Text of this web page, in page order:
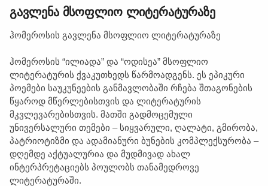
გავლენა მსოფლიო ლიტერატურაზე
ჰომეროსის გავლენა მსოფლიო ლიტერატურაზე
ჰომეროსის “ილიადა” და “ოდისეა” მსოფლიო
ლიტერატურის ქვაკუთხედს წარმოადგენს. ეს ეპიკური
პოემები საუკუნეების განმავლობაში რჩება შთაგონების
წყაროდ მწერლებისთვის და ლიტერატურის
მკვლევარებისთვის. მათში გადმოცემული
უნივერსალური თემები – სიყვარული, ღალატი, გმირობა,
პატრიოტიზმი და ადამიანური ბუნების კომპლექსურობა –
დღემდე აქტუალურია და მუდმივად ახალ
ინტერპრეტაციებს პოულობს თანამედროვე
ლიტერატურაში.